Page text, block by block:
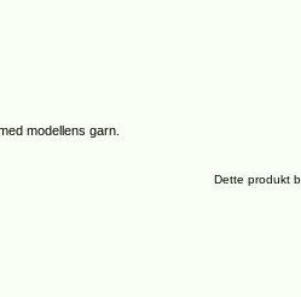
modellens garn.
Dette produkt